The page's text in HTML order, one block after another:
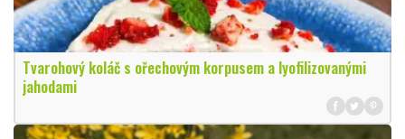
Tvarohový koláč s ořechovým korpusem a lyofilizovanými
jahodami